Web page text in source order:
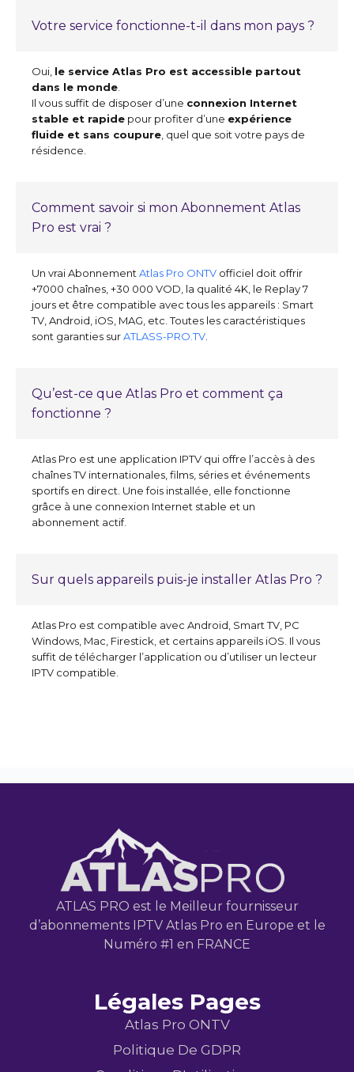
Votre service fonctionne-t-il dans mon pays ?
Oui, le service Atlas Pro est accessible partout
dans le monde.
Il vous suffit de disposer d’une connexion Internet
stable et rapide pour profiter d’une expérience
fluide et sans coupure, quel que soit votre pays de
résidence.
Comment savoir si mon Abonnement Atlas
Pro est vrai ?
Un vrai AbonnementAtlas Pro ONTV officiel doit offrir
+7000 chaînes, +30 000 VOD, la qualité 4K, le Replay 7
jours et être compatible avec tous les appareils : Smart
TV, Android, iOS, MAG, etc. Toutes les caractéristiques
sont garanties surATLASS-PRO.TV.
Qu’est-ce que Atlas Pro et comment ça
fonctionne ?
Atlas Pro est une application IPTV qui offre l’accès à des
chaînes TV internationales, films, séries et événements
sportifs en direct. Une fois installée, elle fonctionne
grâce à une connexion Internet stable et un
abonnement actif.
Sur quels appareils puis-je installer Atlas Pro ?
Atlas Pro est compatible avec Android, Smart TV, PC
Windows, Mac, Firestick, et certains appareils iOS. Il vous
suffit de télécharger l’application ou d’utiliser un lecteur
IPTV compatible.
ATLAS PRO est le Meilleur fournisseur
d’abonnements IPTV Atlas Pro en Europe et le
Numéro #1 en FRANCE
Légales Pages
Atlas Pro ONTV
Politique De GDPR